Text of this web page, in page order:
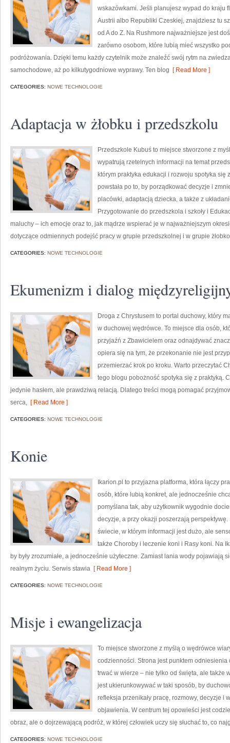
wskazówkami. Jeśli planujesz wypad do kraju
Austrii albo Republiki Czeskiej, znajdziesz tu
od A do Z. Na Rushmore najważniejsze jest
zarówno osobom, które lubią mieć wszystko
podróżowania. Dzięki temu każdy czytelnik może znaleźć swój rytm na
samochodowe, aż po kilkutygodniowe wyprawy. Ten blog [ Read More ]
CATEGORIES: NOWE TECHNOLOGIE
Adaptacja w żłobku i przedszkolu
Przedszkole Kubuś to miejsce stworzone z
wypatrują rzetelnych informacji na temat
którym praktyka edukacji i rozwoju spotyka
powstała po to, by porządkować decyzje i
placówki, adaptacją dziecka, a także z
Przygotowanie do przedszkola i szkoły i
maluchy – ich emocje oraz to, jak mądrze wspierać je w najważniejszym
dotyczące odmiennych podejść pracy w grupie przedszkolnej i w grupie
CATEGORIES: NOWE TECHNOLOGIE
Ekumenizm i dialog
Droga z Chrystusem to portal duchowy, który
w duchowej wędrówce. To miejsce dla osób,
przyjaźń z Zbawicielem oraz odnajdywać
opiera się na tym, że przekonanie nie jest
przemierzać krok po kroku. Warto przeczytać
tego blogu pobożność spotyka się z praktyką.
jedynie hasłem, ale prawdziwą relacją. Dlatego treści mogą pomagać
serca, [ Read More ]
CATEGORIES: NOWE TECHNOLOGIE
Konie
Ikarion.pl to przyjazna platforma, która łączy
osób, które lubią konkret, ale jednocześnie
pomyślana tak, aby użytkownik wygodnie
decyzje, a przy okazji poszerzają
świecie, w którym informacji jest dużo, ale
także Choroby i leczenie koni i Rasy koni. Na
by były zrozumiałe, a jednocześnie użyteczne. Zamiast lania wody pojawiają
realnym życiu. Serwis stawia [ Read More ]
CATEGORIES: NOWE TECHNOLOGIE
Misje i ewangelizacja
To miejsce stworzone z myślą o wędrówce
codzienności. Strona jest punktem
trwać w wierze – nie tylko od święta, ale także
jest ukierunkowywać w taki sposób, by
refleksja przenikały pracę, rozmowy, decyzje
objawienia. W centrum tej opowieści jest
obraz, ale o dojrzewającą podróż, w której człowiek uczy się słuchać to, co
CATEGORIES: NOWE TECHNOLOGIE